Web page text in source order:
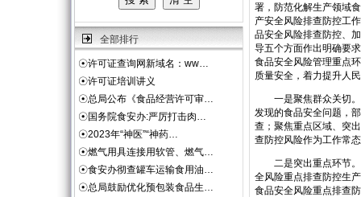
全部排行
☉许可证查询网新域名：ww…
☉许可证培训讲义
☉总局公布《食品经营许可审…
☉国务院食安办:严厉打击肉…
☉2023年“神医”“神药…
☉燃气用具连接用软管、燃气…
☉食安办彻查罐车运输食用油…
☉总局鼓励优化预包装食品生…
署，防范化解生产领域
产安全风险排查防控工
品安全风险排查防控、
导五个方面作出明确要
食品安全风险管理重点
质量安全，着力提升人
一是聚焦群众关切。
发现的食品安全问题，
查；聚焦重点区域、突
查防控风险作为工作常
二是突出重点环节。
全风险重点排查防控生
食品安全风险重点排查